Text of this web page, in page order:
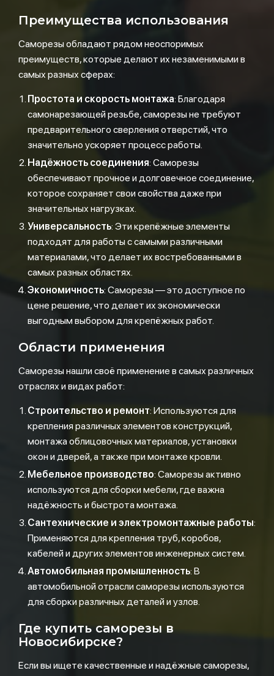
Преимущества использования
Саморезы обладают рядом неоспоримых
преимуществ, которые делают их незаменимыми в
самых разных сферах:
Простота и скорость монтажа: Благодаря
самонарезающей резьбе, саморезы не требуют
предварительного сверления отверстий, что
значительно ускоряет процесс работы.
Надёжность соединения: Саморезы
обеспечивают прочное и долговечное соединение,
которое сохраняет свои свойства даже при
значительных нагрузках.
Универсальность: Эти крепёжные элементы
подходят для работы с самыми различными
материалами, что делает их востребованными в
самых разных областях.
Экономичность: Саморезы — это доступное по
цене решение, что делает их экономически
выгодным выбором для крепёжных работ.
Области применения
Саморезы нашли своё применение в самых различных
отраслях и видах работ:
Строительство и ремонт: Используются для
крепления различных элементов конструкций,
монтажа облицовочных материалов, установки
окон и дверей, а также при монтаже кровли.
Мебельное производство: Саморезы активно
используются для сборки мебели, где важна
надёжность и быстрота монтажа.
Сантехнические и электромонтажные работы:
Применяются для крепления труб, коробов,
кабелей и других элементов инженерных систем.
Автомобильная промышленность: В
автомобильной отрасли саморезы используются
для сборки различных деталей и узлов.
Где купить саморезы в
Новосибирске?
Если вы ищете качественные и надёжные саморезы,